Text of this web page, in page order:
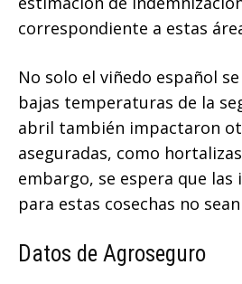
correspondiente a estas
No solo el viñedo español
bajas temperaturas de la
abril también impactaron
aseguradas, como
embargo, se espera que las
para estas cosechas no
Datos de Agroseguro